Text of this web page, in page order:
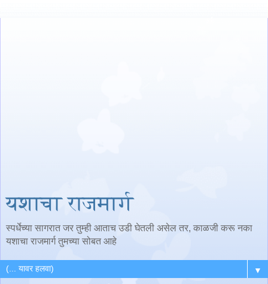
यशाचा राजमार्ग
स्पर्धेच्या सागरात जर तुम्ही आताच उडी घेतली असेल तर, काळजी करू नका
यशाचा राजमार्ग तुमच्या सोबत आहे
▼